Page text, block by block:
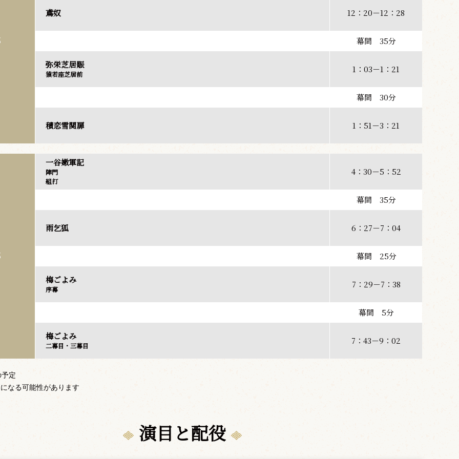
鳶奴 12：20－12：28
幕間 35分
弥栄芝居賑
猿若座芝居前 1：03－1：21
幕間 30分
積恋雪関扉 1：51－3：21
一谷嫩軍記
陣門
組打
4：30－5：52
幕間 35分
雨乞狐 6：27－7：04
幕間 25分
梅ごよみ
序幕 7：29－7：38
幕間 5分
梅ごよみ
二幕目・三幕目 7：43－9：02
定
なる可能性があります
演目と配役